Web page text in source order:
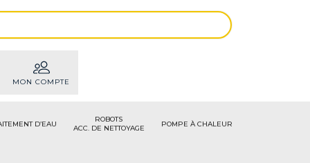
MON COMPTE
D’EAU
ROBOTS
ACC. DE NETTOYAGE
POMPE À CHALEUR